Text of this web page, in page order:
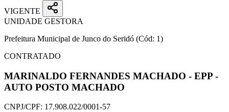
VIGENTE
UNIDADE GESTORA
Prefeitura Municipal de Junco do Seridó (Cód: 1)
CONTRATADO
MARINALDO FERNANDES MACHADO - EPP -
AUTO POSTO MACHADO
CNPJ/CPF: 17.908.022/0001-57